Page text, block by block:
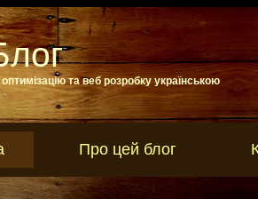
та веб розробку українською
Про цей блог